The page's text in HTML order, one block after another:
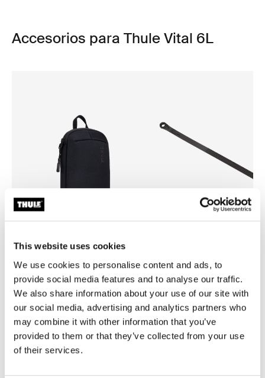
This website uses cookies
We use cookies to personalise content and ads, to
provide social media features and to analyse our traffic.
We also share information about your use of our site with
our social media, advertising and analytics partners who
may combine it with other information that you’ve
provided to them or that they’ve collected from your use
of their services.
Accesorios para Thule Vital 6L
Thule Subterra 2 powershuttle
organizador de dispositivos
electrónicos pequeño negro
Thule RoundTrip extra long
strap
Correa extra larga para la